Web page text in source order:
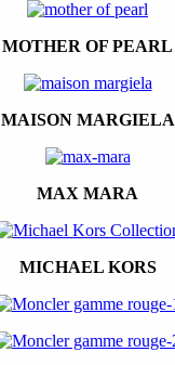
MOTHER OF PEARL
MAISON MARGIELA
MAX MARA
MICHAEL KORS